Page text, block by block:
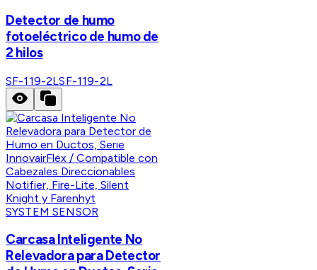
Detector de humo
fotoeléctrico de humo de
2 hilos
SF-119-2LSF-119-2L
SYSTEM SENSOR
Carcasa Inteligente No
Relevadora para Detector